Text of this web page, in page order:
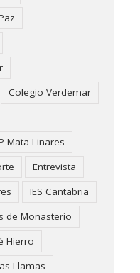
Colegio Verdemar
Mata Linares
Entrevista
IES Cantabria
de Monasterio
Hierro
Llamas